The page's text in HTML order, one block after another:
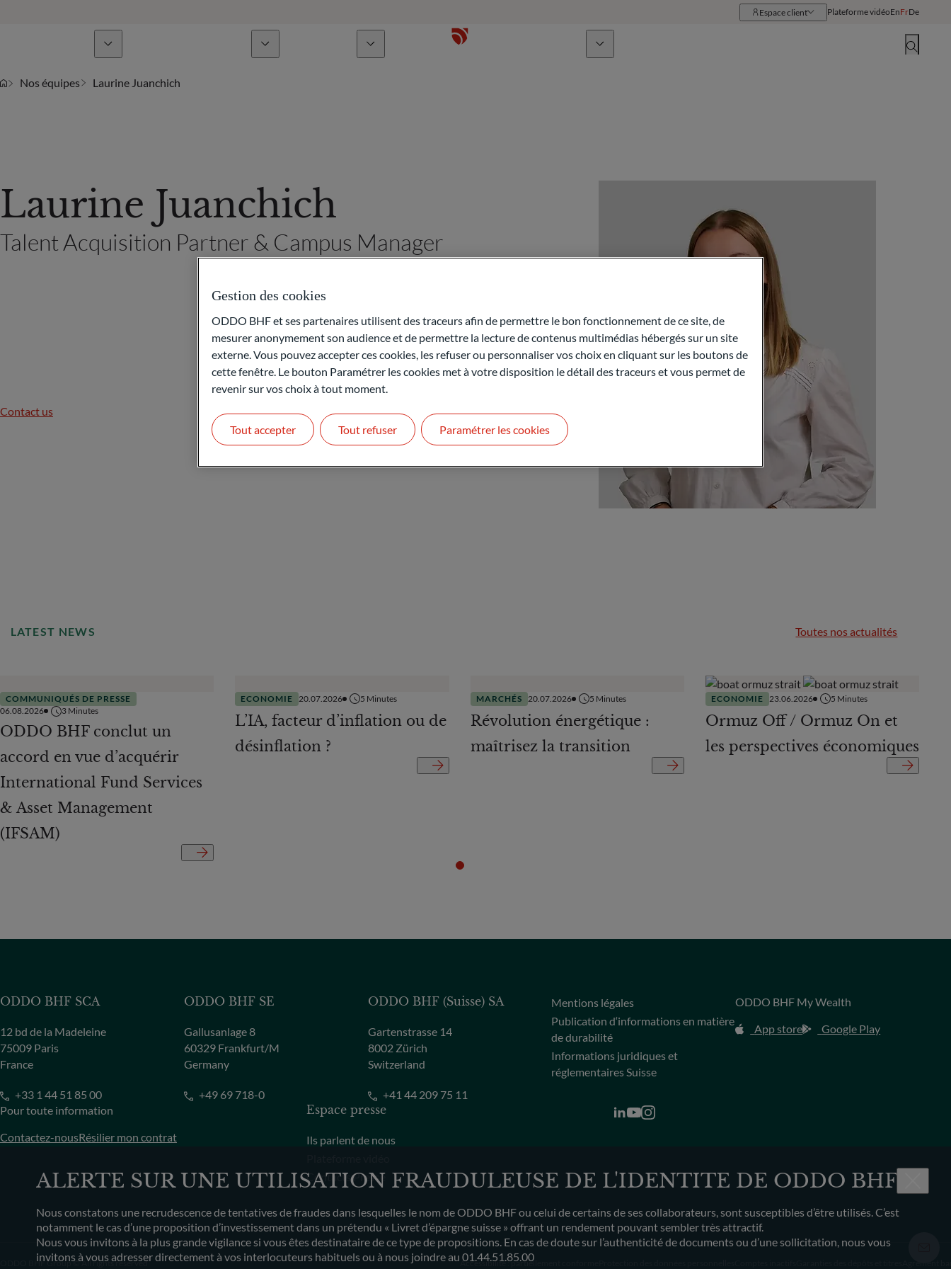
ALERTE SUR UNE UTILISATION FRAUDULEUSE DE L'IDENTITE DE ODDO BHF
Nous constatons une recrudescence de tentatives de fraudes dans lesquelles le nom de ODDO BHF ou celui de certains de ses collaborateurs, sont susceptibles d’être utilisés. C’est
notamment le cas d’une proposition d’investissement dans un prétendu « Livret d’épargne suisse » offrant un rendement pouvant sembler très attractif.
Nous vous invitons à la plus grande vigilance si vous êtes destinataire de ce type de propositions. En cas de doute sur l’authenticité de documents ou d’une sollicitation, nous vous
invitons à vous adresser directement à vos interlocuteurs habituels ou à nous joindre au 01.44.51.85.00
Espace client Plateforme vidéoEnFrDe
Nos équipes Laurine Juanchich
Laurine Juanchich
Talent Acquisition Partner & Campus Manager
Contact us
LATEST NEWS Toutes nos actualités
COMMUNIQUÉS DE PRESSE
06.08.2026
3 Minutes
ODDO BHF conclut un
accord en vue d’acquérir
International Fund Services
& Asset Management
(IFSAM)
ECONOMIE 20.07.2026 5 Minutes
L’IA, facteur d’inflation ou de
désinflation ?
MARCHÉS 20.07.2026 5 Minutes
Révolution énergétique :
maîtrisez la transition
ECONOMIE 23.06.2026 5 Minutes
Ormuz Off / Ormuz On et
les perspectives économiques
ODDO BHF SCA
12 bd de la Madeleine
75009 Paris
France
+33 1 44 51 85 00
ODDO BHF SE
Gallusanlage 8
60329 Frankfurt/M
Germany
+49 69 718-0
ODDO BHF (Suisse) SA
Gartenstrasse 14
8002 Zürich
Switzerland
+41 44 209 75 11
Mentions légales
Publication d‘informations en matière
de durabilité
Informations juridiques et
réglementaires Suisse
ODDO BHF My Wealth
App store
Google Play
Pour toute information
Contactez-nousRésilier mon contrat
Espace presse
Ils parlent de nous
Contacts Presse
ODDO BHF Group © All rights reserved Accessibilité : partiellement conforme
Gestion des cookies
ODDO BHF et ses partenaires utilisent des traceurs afin de permettre le bon fonctionnement de ce site, de
mesurer anonymement son audience et de permettre la lecture de contenus multimédias hébergés sur un site
externe. Vous pouvez accepter ces cookies, les refuser ou personnaliser vos choix en cliquant sur les boutons de
cette fenêtre. Le bouton Paramétrer les cookies met à votre disposition le détail des traceurs et vous permet de
revenir sur vos choix à tout moment.
Tout refuser
Tout accepter Paramétrer les cookies